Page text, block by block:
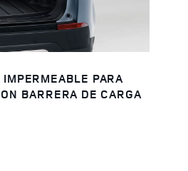
PARA
BARRERA DE CARGA